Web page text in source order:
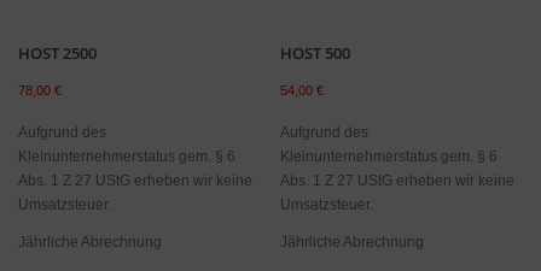
HOST 2500
78,00 €
Aufgrund des
Kleinunternehmerstatus gem. § 6
Abs. 1 Z 27 UStG erheben wir keine
Umsatzsteuer.
Jährliche Abrechnung
HOST 500
54,00€
Aufgrund des
Kleinunternehmerstatus gem. § 6
Abs. 1 Z 27 UStG erheben wir keine
Umsatzsteuer.
Jährliche Abrechnung